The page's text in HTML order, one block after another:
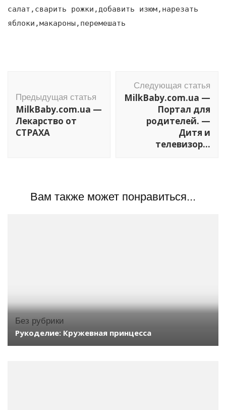
салат,сварить рожки,добавить изюм,нарезать
яблоки,макароны,перемешать
по
записям
Предыдущая статья
MilkBaby.com.ua —
Лекарство от
СТРАХА
Следующая статья
MilkBaby.com.ua —
Портал для
родителей. —
Дитя и
телевизор…
Вам также может понравиться...
Без рубрики
Рукоделие: Кружевная принцесса